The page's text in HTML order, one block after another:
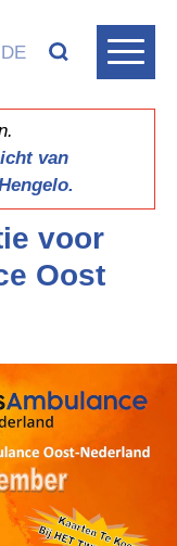
DE
van
voor
Oost